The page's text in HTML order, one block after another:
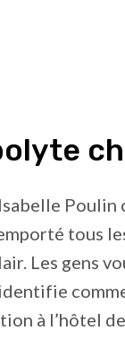
Poulin
tous
Les gens
à l’hôtel